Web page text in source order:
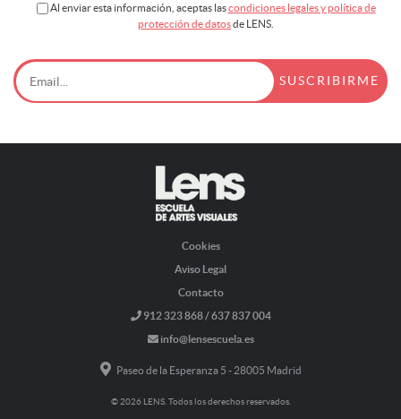
Al enviar esta información, aceptas lascondiciones legales y política de
protección de datosde LENS.
Cookies
Aviso Legal
Contacto
912 323 868 / 637 837 004
info@lensescuela.es
Paseo de la Esperanza 5 - 28005 Madrid
© 2026 LENS. Todos los derechos reservados.